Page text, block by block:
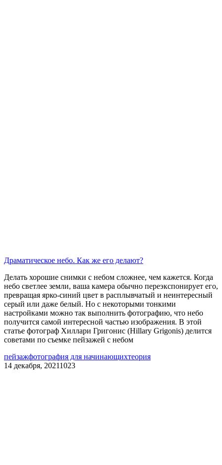
Драматическое небо. Как же его делают?
Делать хорошие снимки с небом сложнее, чем кажется. Когда
небо светлее земли, ваша камера обычно переэкспонирует его,
превращая ярко-синий цвет в расплывчатый и неинтересный
серый или даже белый. Но с некоторыми тонкими
настройками можно так выполнить фотографию, что небо
получится самой интересной частью изображения. В этой
статье фотограф Хиллари Григонис (Hillary Grigonis) делится
советами по съемке пейзажей с небом
пейзажфотография для начинающихтеория
14 декабря, 20211023